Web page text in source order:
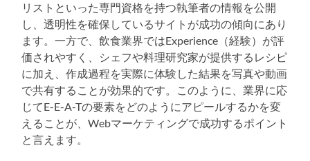
リストといった専門資格を持つ執筆者の情報を公開
し、透明性を確保しているサイトが成功の傾向にあり
ます。一方で、飲食業界ではExperience（経験）が評
価されやすく、シェフや料理研究家が提供するレシピ
に加え、作成過程を実際に体験した結果を写真や動画
で共有することが効果的です。このように、業界に応
じてE-E-A-Tの要素をどのようにアピールするかを変
えることが、Webマーケティングで成功するポイント
と言えます。